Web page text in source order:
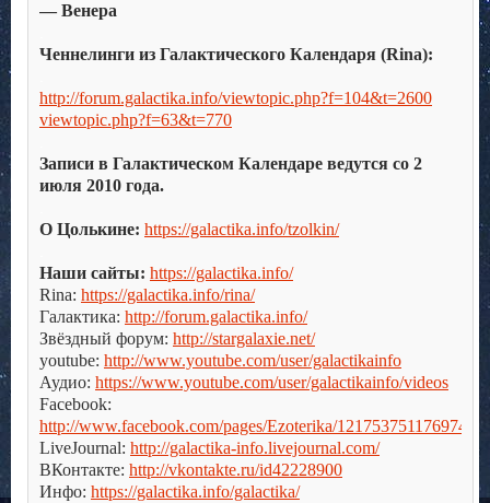
— Венера
Ченнелинги из Галактического Календаря (Rina):
http://forum.galactika.info/viewtopic.php?f=104&t=2600
viewtopic.php?f=63&t=770
Записи в Галактическом Календаре ведутся со 2
июля 2010 года.
О Цолькине: https://galactika.info/tzolkin/
Наши сайты: https://galactika.info/
Rina: https://galactika.info/rina/
Галактика: http://forum.galactika.info/
Звёздный форум: http://stargalaxie.net/
youtube: http://www.youtube.com/user/galactikainfo
Аудио: https://www.youtube.com/user/galactikainfo/videos
Facebook:
http://www.facebook.com/pages/Ezoterika/121753751176974
LiveJournal: http://galactika-info.livejournal.com/
ВКонтакте: http://vkontakte.ru/id42228900
Инфо: https://galactika.info/galactika/